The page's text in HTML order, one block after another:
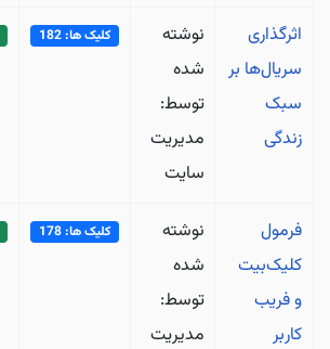
اثرگذاری
سریال‌ها بر
سبک
زندگی
نوشته
شده
توسط:
مدیریت
سایت
کلیک ها: 182
فرمول
کلیک‌بیت
و فریب
کاربر
نوشته
شده
توسط:
مدیریت
کلیک ها: 178